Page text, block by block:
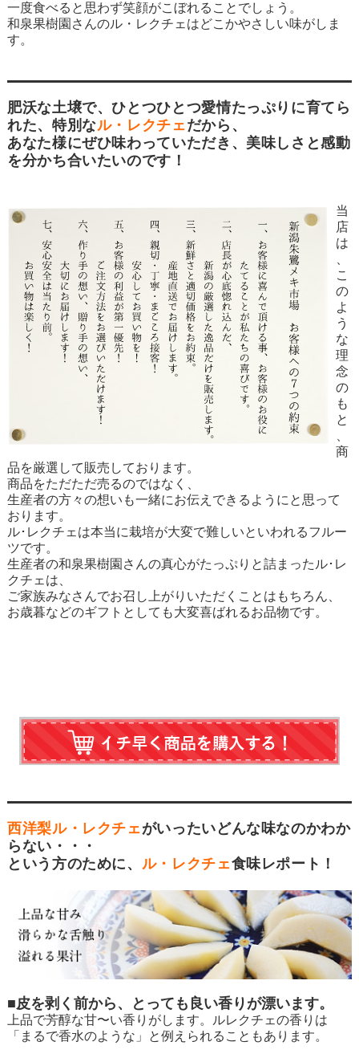
一度食べると思わず笑顔がこぼれることでしょう。
和泉果樹園さんのル・レクチェはどこかやさしい味がしま
す。
肥沃な土壌で、ひとつひとつ愛情たっぷりに育てら
れた、特別なル・レクチェだから、
あなた様にぜひ味わっていただき、美味しさと感動
を分かち合いたいのです！
当
店
は
こ
の
よ
う
な
理
念
の
も
と
商
品を厳選して販売しております。
商品をただただ売るのではなく、
生産者の方々の想いも一緒にお伝えできるようにと思って
おります。
ル･レクチェは本当に栽培が大変で難しいといわれるフルー
ツです。
生産者の和泉果樹園さんの真心がたっぷりと詰まったル･レ
クチェは、
ご家族みなさんでお召し上がりいただくことはもちろん、
お歳暮などのギフトとしても大変喜ばれるお品物です。
西洋梨ル・レクチェがいったいどんな味なのかわか
らない・・・
という方のために、 ル・レクチェ食味レポート！
■皮を剥く前から、とっても良い香りが漂います。
上品で芳醇な甘〜い香りがします。ルレクチェの香りは
「まるで香水のような」と例えられることもあります。